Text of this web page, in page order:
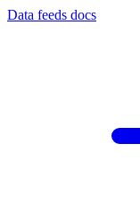
Data feeds docs